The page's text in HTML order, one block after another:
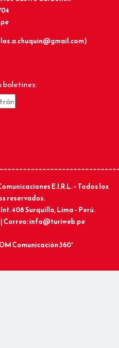
boletines:
E.I.R.L. – Todos los
reservados.
408 Surquillo, Lima – Perú.
| Correo: info@turiweb.pe
Comunicación 360°